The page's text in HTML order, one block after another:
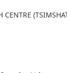
CENTRE